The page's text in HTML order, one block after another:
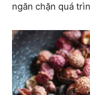
ngăn chặn quá